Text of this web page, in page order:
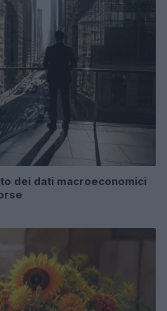
dei dati macroeconomici